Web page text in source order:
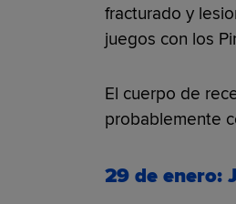
fracturado y
juegos con los
El cuerpo de
probablemente
29 de enero: